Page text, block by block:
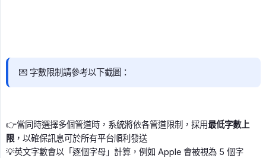
💌 字數限制請參考以下截圖：
👉當同時選擇多個管道時，系統將依各管道限制，採用最低字數上
限 ，以確保訊息可於所有平台順利發送
💡英文字數會以「逐個字母」計算，例如 Apple 會被視為 5 個字